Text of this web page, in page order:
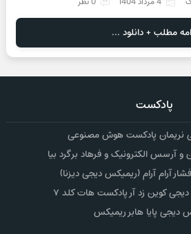
مطلب + دانلود ...
پادکست
نریمان پادکست هوش مصنوعی
آرسس الکترونیک و فرهاد برگرد بیا
آرام آرام (ریمیکس دیجی دیزنا)
کوین زد آر پادکست هات کلد ۷
دیجی پایا هابر ریمیکس